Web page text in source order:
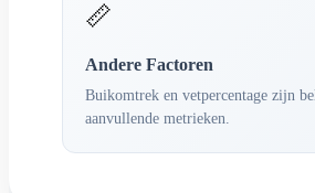
📏
Andere Factoren
Buikomtrek en vetpercentage zijn
aanvullende metrieken.